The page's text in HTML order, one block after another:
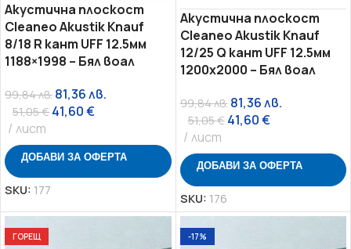
Акустична плоскост
Cleaneo Akustik Knauf
8/18 R кант UFF 12.5мм
1188×1998 – Бял воал
99,84лв. 81,36лв.
51,05€ 41,60€
лист
ДОБАВИ ЗА ОФЕРТА
SKU: 177
Акустична плоскост
Cleaneo Akustik Knauf
12/25 Q кант UFF 12.5мм
1200х2000 – Бял воал
99,84лв. 81,36лв.
51,05€ 41,60€
лист
ДОБАВИ ЗА ОФЕРТА
SKU: 176
ГОРЕЩ -17%